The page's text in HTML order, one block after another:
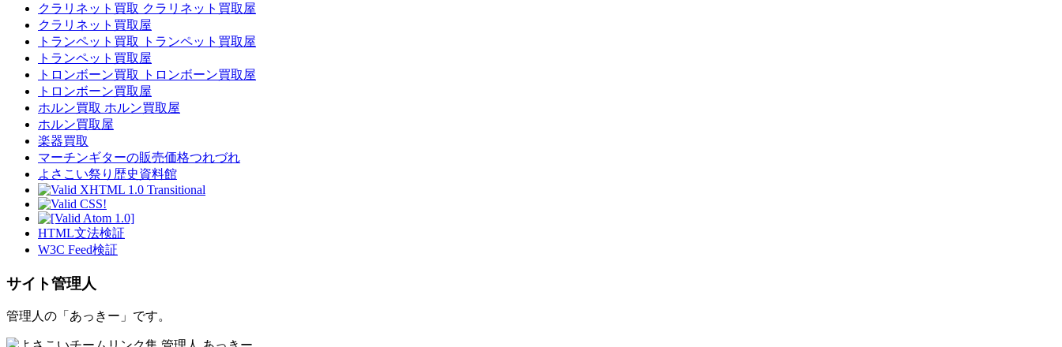
クラリネット買取 クラリネット買取屋
クラリネット買取屋
トランペット買取 トランペット買取屋
トランペット買取屋
トロンボーン買取 トロンボーン買取屋
トロンボーン買取屋
ホルン買取 ホルン買取屋
ホルン買取屋
楽器買取
マーチンギターの販売価格つれづれ
よさこい祭り歴史資料館
HTML文法検証
W3C Feed検証
サイト管理人
管理人の「あっきー」です。